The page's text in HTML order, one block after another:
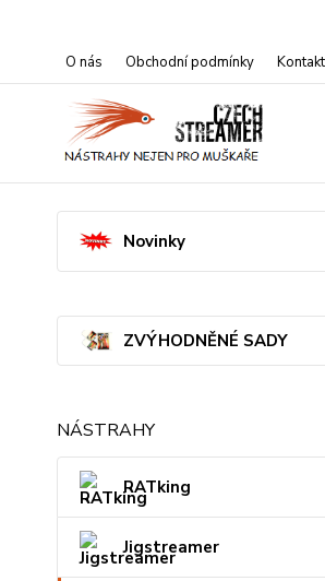
O nás Obchodní podmínky
Novinky
ZVÝHODNĚNÉ SADY
NÁSTRAHY
RATking
Jigstreamer